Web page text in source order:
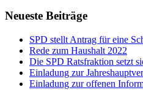
Neueste Beiträge
SPD stellt Antrag für eine
Rede zum Haushalt 2022
Die SPD Ratsfraktion setzt
Einladung zur
Einladung zur offenen